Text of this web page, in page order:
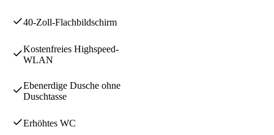
40-Zoll-Flachbildschirm
Kostenfreies Highspeed-
WLAN
Ebenerdige Dusche ohne
Duschtasse
Erhöhtes WC